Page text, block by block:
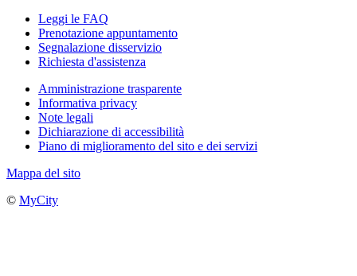
Leggi le FAQ
Prenotazione appuntamento
Segnalazione disservizio
Richiesta d'assistenza
Amministrazione trasparente
Informativa privacy
Note legali
Dichiarazione di accessibilità
Piano di miglioramento del sito e dei servizi
Mappa del sito
© MyCity